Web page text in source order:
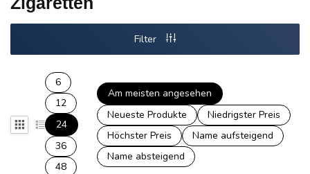
Filter
6
12
24
36
48
Am meisten angesehen
Neueste Produkte
Niedrigster Preis
Höchster Preis
Name aufsteigend
Name absteigend